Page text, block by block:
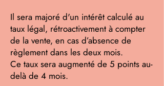
Il sera majoré d'un intérêt calculé au
taux légal, rétroactivement à compter
de la vente, en cas d’absence de
règlement dans les deux mois.
Ce taux sera augmenté de 5 points au-
delà de 4 mois.